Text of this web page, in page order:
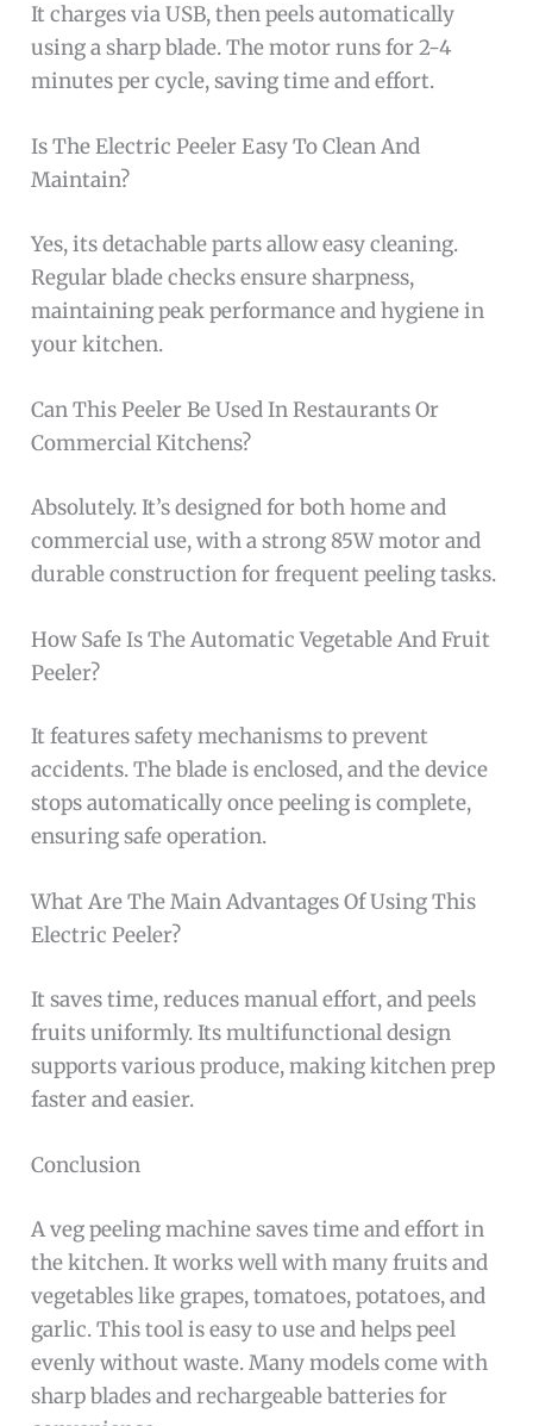
It charges via USB, then peels automatically
using a sharp blade. The motor runs for 2-4
minutes per cycle, saving time and effort.
Is The Electric Peeler Easy To Clean And
Maintain?
Yes, its detachable parts allow easy cleaning.
Regular blade checks ensure sharpness,
maintaining peak performance and hygiene in
your kitchen.
Can This Peeler Be Used In Restaurants Or
Commercial Kitchens?
Absolutely. It’s designed for both home and
commercial use, with a strong 85W motor and
durable construction for frequent peeling tasks.
How Safe Is The Automatic Vegetable And Fruit
Peeler?
It features safety mechanisms to prevent
accidents. The blade is enclosed, and the device
stops automatically once peeling is complete,
ensuring safe operation.
What Are The Main Advantages Of Using This
Electric Peeler?
It saves time, reduces manual effort, and peels
fruits uniformly. Its multifunctional design
supports various produce, making kitchen prep
faster and easier.
Conclusion
A veg peeling machine saves time and effort in
the kitchen. It works well with many fruits and
vegetables like grapes, tomatoes, potatoes, and
garlic. This tool is easy to use and helps peel
evenly without waste. Many models come with
sharp blades and rechargeable batteries for